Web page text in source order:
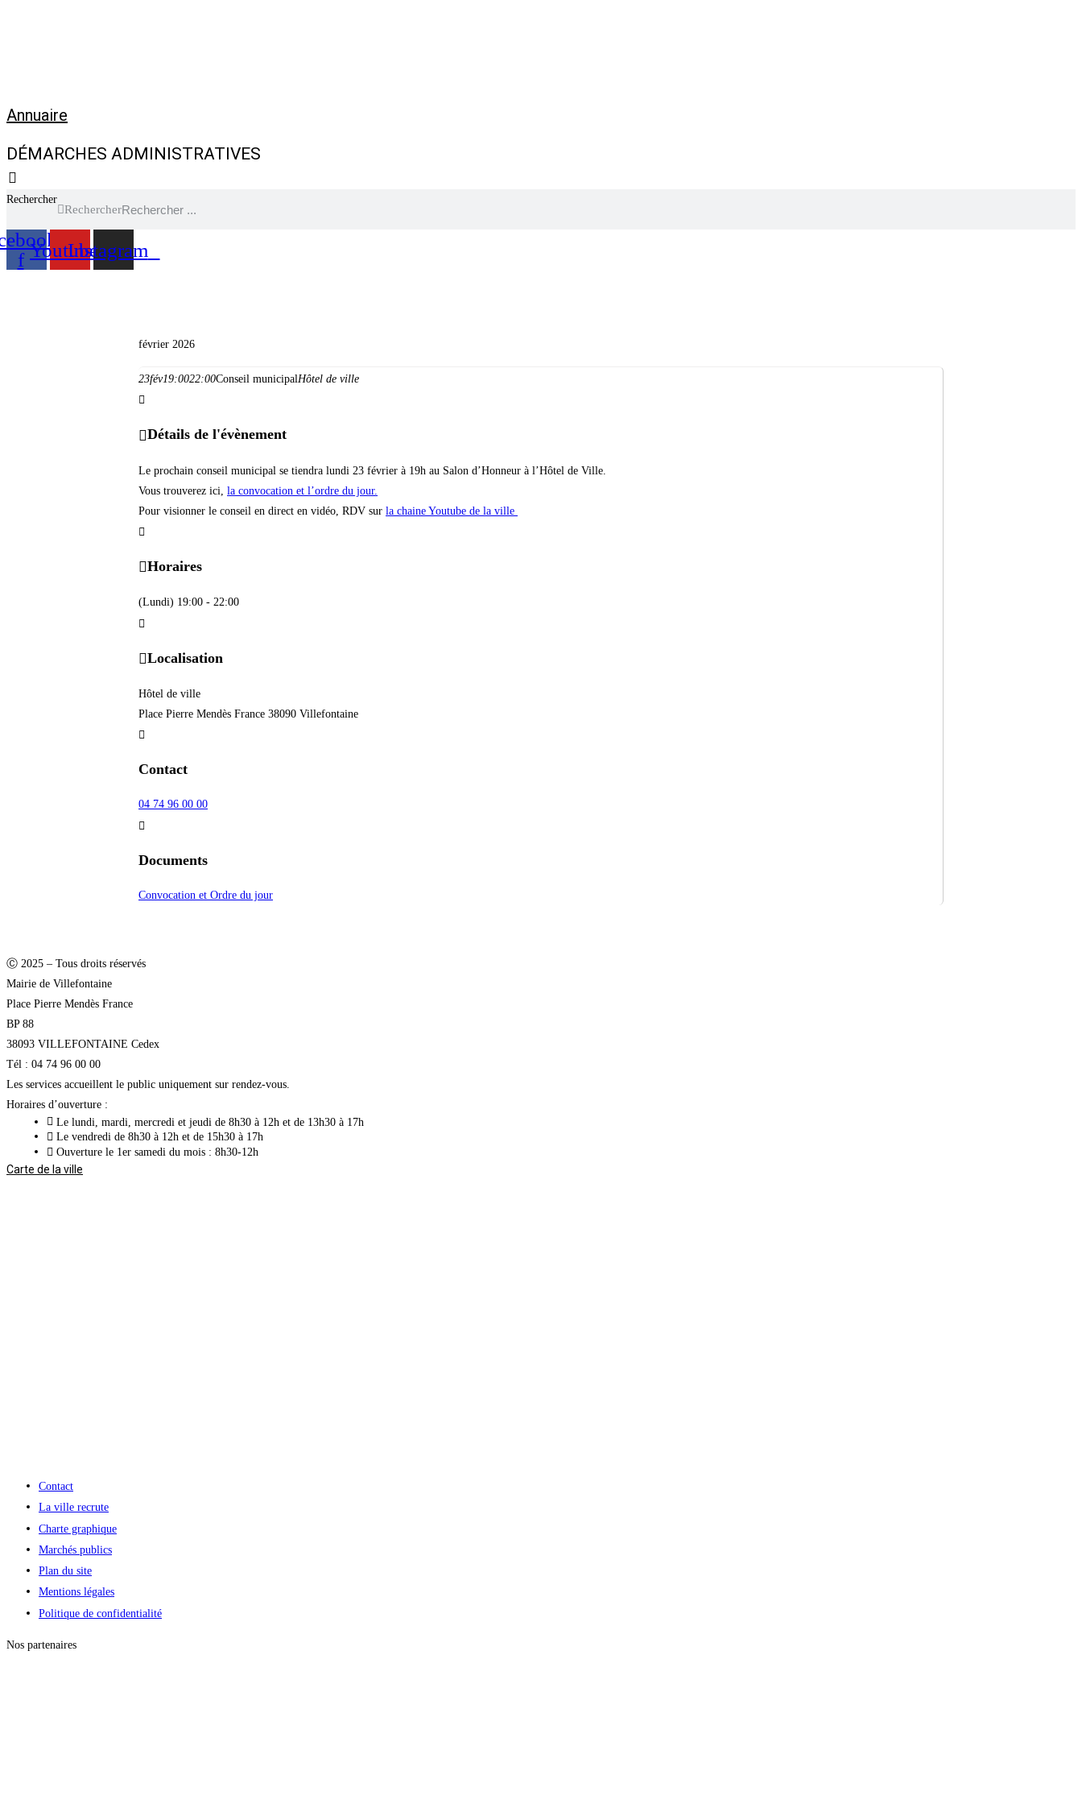
Annuaire
DÉMARCHES ADMINISTRATIVES
Rechercher
Rechercher
f YoutubeInstagram
février 2026
23fév19:0022:00Conseil municipalHôtel de ville
Détails de l'évènement
Le prochain conseil municipal se tiendra lundi 23 février à 19h au Salon d’Honneur à l’Hôtel de Ville.
Vous trouverez ici, la convocation et l’ordre du jour.
Pour visionner le conseil en direct en vidéo, RDV sur la chaine Youtube de la ville
Horaires
(Lundi) 19:00 - 22:00
Localisation
Hôtel de ville
Place Pierre Mendès France 38090 Villefontaine
Contact
04 74 96 00 00
Documents
Convocation et Ordre du jour
Ⓒ 2025 – Tous droits réservés
Mairie de Villefontaine
Place Pierre Mendès France
BP 88
38093 VILLEFONTAINE Cedex
Tél : 04 74 96 00 00
Les services accueillent le public uniquement sur rendez-vous.
Horaires d’ouverture :
Le lundi, mardi, mercredi et jeudi de 8h30 à 12h et de 13h30 à 17h
Le vendredi de 8h30 à 12h et de 15h30 à 17h
Ouverture le 1er samedi du mois : 8h30-12h
Carte de la ville
Contact
La ville recrute
Charte graphique
Marchés publics
Plan du site
Mentions légales
Politique de confidentialité
Nos partenaires